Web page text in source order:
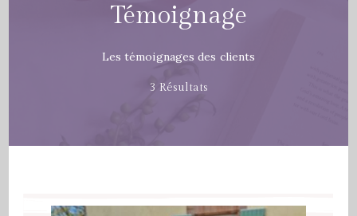
Témoignage
Les témoignages des clients
3 Résultats